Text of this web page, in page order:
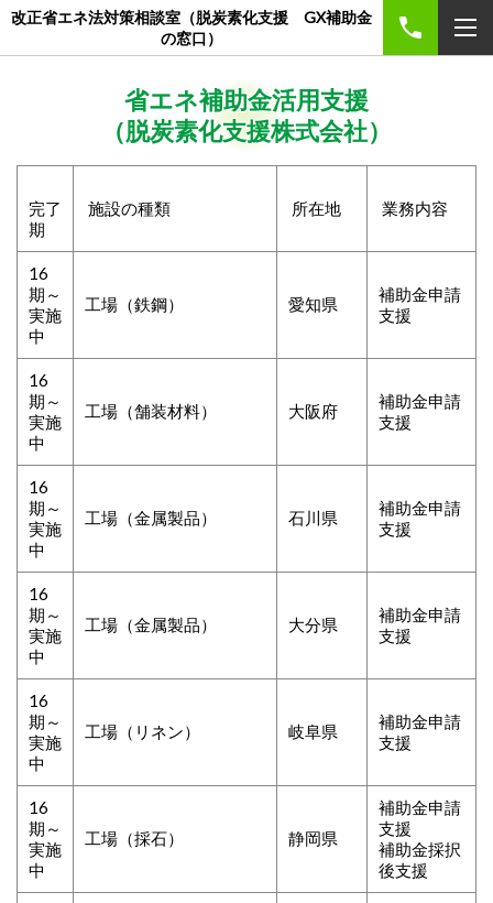
改正省エネ法対策相談室（脱炭素化支援 GX補助金
の窓口）
省エネ補助金活用支援
（脱炭素化支援株式会社）
完了
期
施設の種類 所在地 業務内容
16
期～
実施
中
工場（鉄鋼） 愛知県
補助金申請
支援
16
期～
実施
中
工場（舗装材料） 大阪府
補助金申請
支援
16
期～
実施
中
工場（金属製品） 石川県
補助金申請
支援
16
期～
実施
中
工場（金属製品） 大分県
補助金申請
支援
16
期～
実施
中
工場（リネン） 岐阜県
補助金申請
支援
16
期～
実施
中
工場（採石） 静岡県
補助金申請
支援
補助金採択
後支援